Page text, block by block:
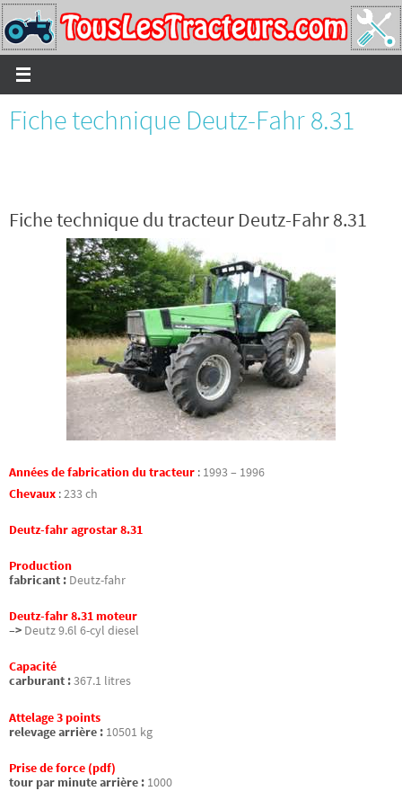
Passer
vers
le
contenu
Fiche technique Deutz-Fahr 8.31
Fiche technique du tracteur Deutz-Fahr 8.31
Années de fabrication du tracteur : 1993 – 1996
Chevaux :233 ch
Deutz-fahr agrostar 8.31
Production
fabricant : Deutz-fahr
Deutz-fahr 8.31 moteur
–> Deutz 9.6l 6-cyl diesel
Capacité
carburant :367.1 litres
Attelage 3 points
relevage arrière : 10501 kg
Prise de force (pdf)
tour par minute arrière : 1000